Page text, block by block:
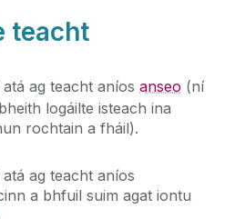
Párolla & Costas
teacht
ag teacht aníos anseo (ní
logáilte isteach ina
rochtain a fháil).
ag teacht aníos
a bhfuil suim agat iontu